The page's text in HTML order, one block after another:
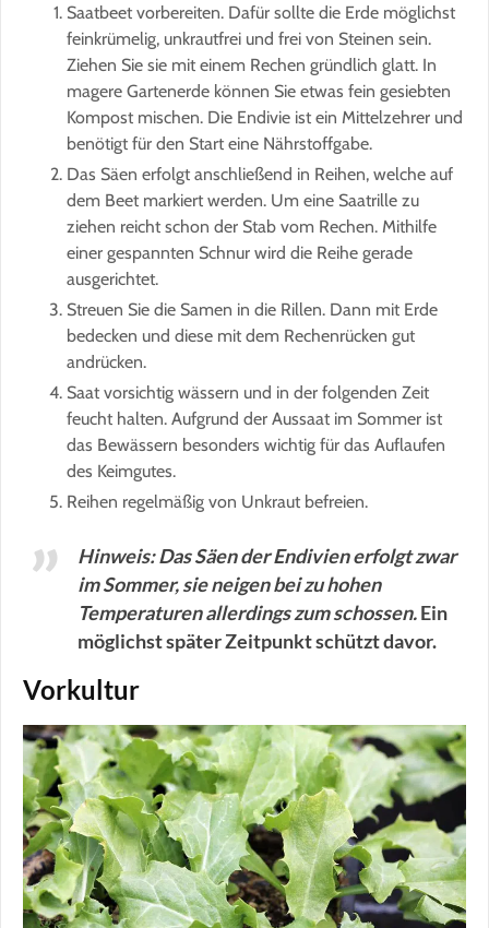
Saatbeet vorbereiten. Dafür sollte die Erde möglichst
feinkrümelig, unkrautfrei und frei von Steinen sein.
Ziehen Sie sie mit einem Rechen gründlich glatt. In
magere Gartenerde können Sie etwas fein gesiebten
Kompost mischen. Die Endivie ist ein Mittelzehrer und
benötigt für den Start eine Nährstoffgabe.
Das Säen erfolgt anschließend in Reihen, welche auf
dem Beet markiert werden. Um eine Saatrille zu
ziehen reicht schon der Stab vom Rechen. Mithilfe
einer gespannten Schnur wird die Reihe gerade
ausgerichtet.
Streuen Sie die Samen in die Rillen. Dann mit Erde
bedecken und diese mit dem Rechenrücken gut
andrücken.
Saat vorsichtig wässern und in der folgenden Zeit
feucht halten. Aufgrund der Aussaat im Sommer ist
das Bewässern besonders wichtig für das Auflaufen
des Keimgutes.
Reihen regelmäßig von Unkraut befreien.
Hinweis: Das Säen der Endivien erfolgt zwar
im Sommer, sie neigen bei zu hohen
Temperaturen allerdings zum schossen.Ein
möglichst später Zeitpunkt schützt davor.
Vorkultur